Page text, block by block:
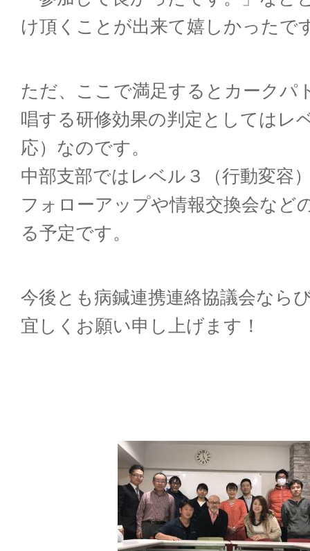
け頂くこと が出来て嬉しかったで
ただ、ここで満足するとカークパ
唱する研修効果の判定としてはレ
応）なのです。
中部支部ではレベル３（行動変容
フォローアップや情報交換会など
る予定です。
今後とも病鍼連携連絡協議会なら
宜しくお願い申し上げます！